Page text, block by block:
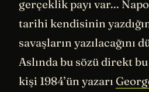
gerçeklik payı var...
tarihi kendisinin
savaşların yazılacağını
Aslında bu sözü direkt
kişi 1984’ün yazarı